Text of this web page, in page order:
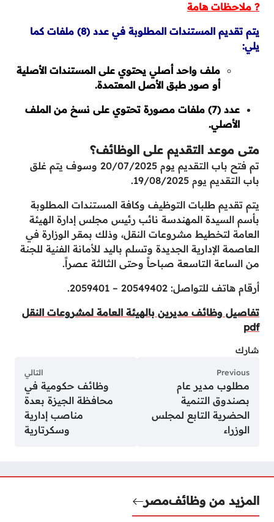
? ملاحظات هامة
يتم تقديم المستندات المطلوبة في عدد (8) ملفات كما
يلي:
ملف واحد أصلي يحتوي على المستندات الأصلية
أو صور طبق الأصل المعتمدة.
عدد (7) ملفات مصورة تحتوي على نسخ من الملف
الأصلي.
متى موعد التقديم على الوظائف؟
تم فتح باب التقديم يوم 20/07/2025 وسوف يتم غلق
باب التقديم يوم 19/08/2025.
يتم تقديم طلبات التوظيف وكافة المستندات المطلوبة
بأسم السيدة المهندسة نائب رئيس مجلس إدارة الهيئة
العامة لتخطيط مشروعات النقل، وذلك بمقر الوزارة في
العاصمة الإدارية الجديدة وتسلم باليد للأمانة الفنية للجنة
من الساعة التاسعة صباحاً وحتى الثالثة عصراً.
أرقام هاتف للتواصل: 20549402 – 2059401.
تفاصيل وظائف مديرين بالهيئة العامة لمشروعات النقل
pdf
شارك
Previous
مطلوب مدير عام
بصندوق التنمية
الحضرية التابع لمجلس
الوزراء
التالي
وظائف حكومية في
محافظة الجيزة بعدة
مناصب إدارية
وسكرتارية
المزيد من وظائفمصر